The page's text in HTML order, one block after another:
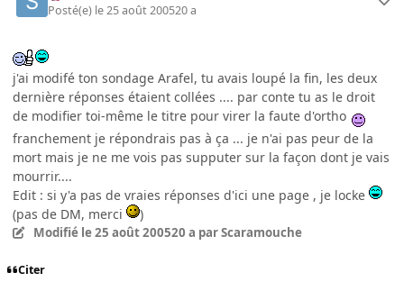
Posté(e) le 25 août 200520 a
j'ai modifé ton sondage Arafel, tu avais loupé la fin, les deux
dernière réponses étaient collées .... par conte tu as le droit
de modifier toi-même le titre pour virer la faute d'ortho
franchement je répondrais pas à ça ... je n'ai pas peur de la
mort mais je ne me vois pas supputer sur la façon dont je vais
mourrir....
Edit : si y'a pas de vraies réponses d'ici une page , je locke
(pas de DM, merci
)
Modifié le 25 août 200520 a par Scaramouche
Citer